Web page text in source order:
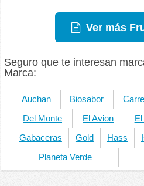
Ver más
Seguro que te interesan
Marca:
Auchan Biosabor
Del Monte El Avion
Gabaceras Gold Hass
Planeta Verde